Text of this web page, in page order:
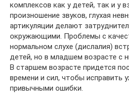
комплексов как у детей, так и у
произношение звуков, глухая
артикуляции делают
окружающими. Проблемы с
нормальном слухе (дислалия)
детей, но в младшем возрасте с
В старшем возрасте придется
времени и сил, чтобы исправить
привычными ошибки.